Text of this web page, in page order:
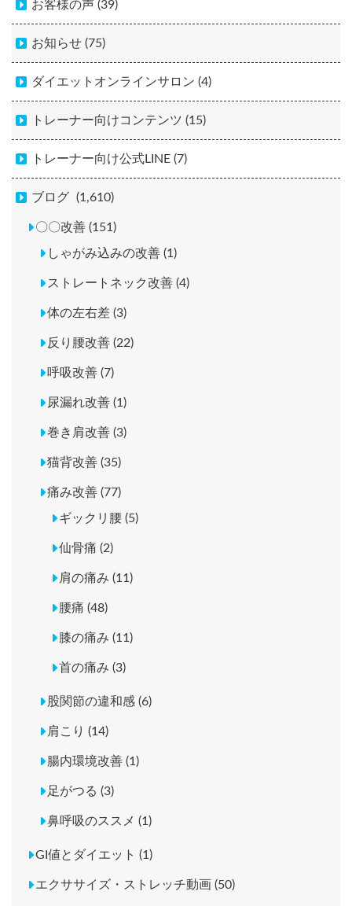
お客様の声 (39)
お知らせ (75)
ダイエットオンラインサロン (4)
トレーナー向けコンテンツ (15)
トレーナー向け公式LINE (7)
ブログ (1,610)
〇〇改善 (151)
しゃがみ込みの改善 (1)
ストレートネック改善 (4)
体の左右差 (3)
反り腰改善 (22)
呼吸改善 (7)
尿漏れ改善 (1)
巻き肩改善 (3)
猫背改善 (35)
痛み改善 (77)
ギックリ腰 (5)
仙骨痛 (2)
肩の痛み (11)
腰痛 (48)
膝の痛み (11)
首の痛み (3)
股関節の違和感 (6)
肩こり (14)
腸内環境改善 (1)
足がつる (3)
鼻呼吸のススメ (1)
GI値とダイエット (1)
エクササイズ・ストレッチ動画 (50)